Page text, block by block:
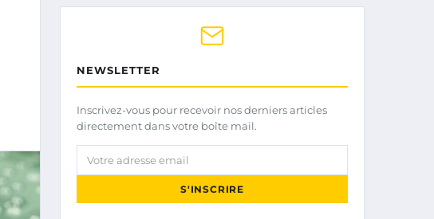
NEWSLETTER
Inscrivez-vous pour recevoir nos derniers articles
directement dans votre boîte mail.
Votre adresse email
S'INSCRIRE